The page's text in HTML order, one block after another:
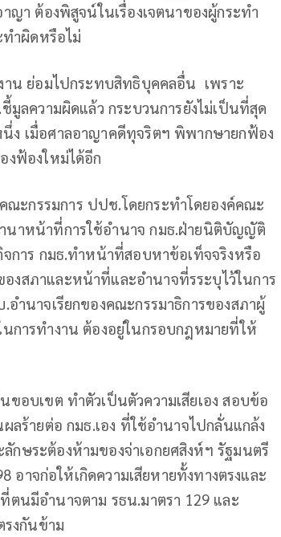
ญา ต้องพิสูจน์ในเรื่องเจตนาของผู้กระทำ
ทำผิดหรือไม่
าน ย่อมไปกระทบสิทธิบุคคลอื่น เพราะ
ลความผิดแล้ว กระบวนการยังไม่เป็นที่สุด
นึ่ง เมื่อศาลอาญาคดีทุจริตฯ พิพากษายกฟ้อง
งฟ้องใหม่ได้อีก
ะกรรมการ ปปช.โดยกระทำโดยองค์คณะ
นาหน้าที่การใช้อำนาจ กมธ.ฝ่ายนิติบัญญัติ
การ กมธ.ทำหน้าที่สอบหาข้อเท็จจริงหรือ
งสภาและหน้าที่และอำนาจที่รระบุไว้ในการ
ำนาจเรียกของคณะกรรมาธิการของสภาผู้
การทำงาน ต้องอยู่ในกรอบกฎหมายที่ให้
อบเขต ทำตัวเป็นตัวความเสียเอง สอบข้อ
ลร้ายต่อ กมธ.เอง ที่ใช้อำนาจไปกลั่นแกล้ง
กษระต้องห้ามของจ่าเอกยศสิงห์ฯ รัฐมนตรี
อาจก่อให้เกิดความเสียหายทั้งทางตรงและ
นมีอำนาจตาม รธน.มาตรา 129 และ
รงกันข้าม